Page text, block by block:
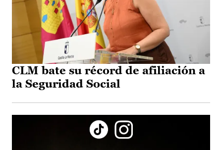
CLM bate su récord de afiliación a
la Seguridad Social